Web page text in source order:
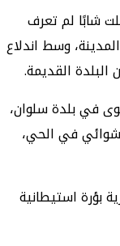
شابًا لم تعرف
وسط اندلاع
القديمة.
في بلدة سلوان،
في الحي،
بؤرة استيطانية